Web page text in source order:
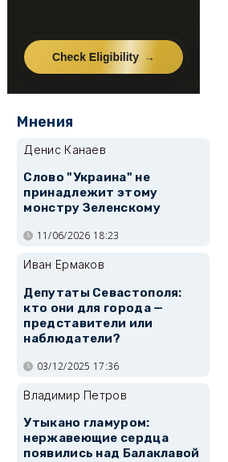
Мнения
Денис Канаев
Слово "Украина" не
принадлежит этому
монстру Зеленскому
11/06/2026 18:23
Иван Ермаков
Депутаты Севастополя:
кто они для города —
представители или
наблюдатели?
03/12/2025 17:36
Владимир Петров
Утыкано гламуром:
нержавеющие сердца
появились над Балаклавой